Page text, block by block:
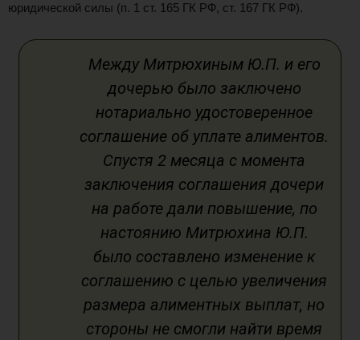
юридической силы (п. 1 ст. 165 ГК РФ, ст. 167 ГК РФ).
Между Митрюхиным Ю.П. и его
дочерью было заключено
нотариально удостоверенное
соглашение об уплате алиментов.
Спустя 2 месяца с момента
заключения соглашения дочери
на работе дали повышение, по
настоянию Митрюхина Ю.П.
было составлено изменение к
соглашению с целью увеличения
размера алиментных выплат, но
стороны не смогли найти время